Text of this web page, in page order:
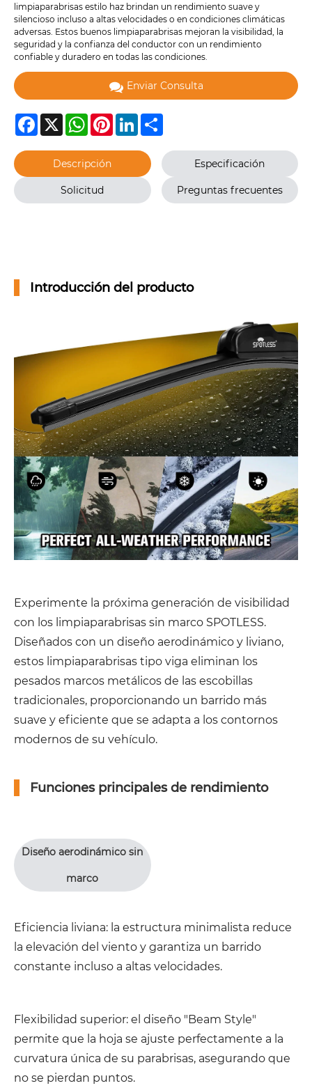
limpiaparabrisas estilo haz brindan un rendimiento suave y
silencioso incluso a altas velocidades o en condiciones climáticas
adversas. Estos buenos limpiaparabrisas mejoran la visibilidad, la
seguridad y la confianza del conductor con un rendimiento
confiable y duradero en todas las condiciones.
Enviar Consulta
Facebook
X WhatsAppPinterestLinkedIn
Descripción Especificación
Solicitud Preguntas frecuentes
Introducción del producto
Experimente la próxima generación de visibilidad
con los limpiaparabrisas sin marco SPOTLESS.
Diseñados con un diseño aerodinámico y liviano,
estos limpiaparabrisas tipo viga eliminan los
pesados ​​marcos metálicos de las escobillas
tradicionales, proporcionando un barrido más
suave y eficiente que se adapta a los contornos
modernos de su vehículo.
Funciones principales de rendimiento
Diseño aerodinámico sin
marco
Eficiencia liviana: la estructura minimalista reduce
la elevación del viento y garantiza un barrido
constante incluso a altas velocidades.
Flexibilidad superior: el diseño "Beam Style"
permite que la hoja se ajuste perfectamente a la
curvatura única de su parabrisas, asegurando que
no se pierdan puntos.